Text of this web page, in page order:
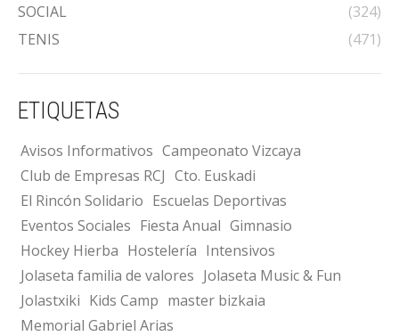
SOCIAL
(324)
TENIS
(471)
ETIQUETAS
Avisos Informativos Campeonato Vizcaya
Club de Empresas RCJ Cto. Euskadi
El Rincón Solidario Escuelas Deportivas
Eventos Sociales Fiesta Anual Gimnasio
Hockey Hierba Hostelería Intensivos
Jolaseta familia de valores Jolaseta Music & Fun
Jolastxiki Kids Camp master bizkaia
Memorial Gabriel Arias